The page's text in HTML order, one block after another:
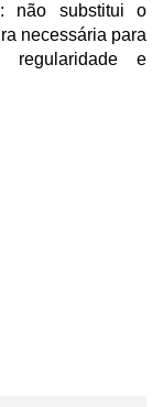
não substitui o
necessária para
regularidade e